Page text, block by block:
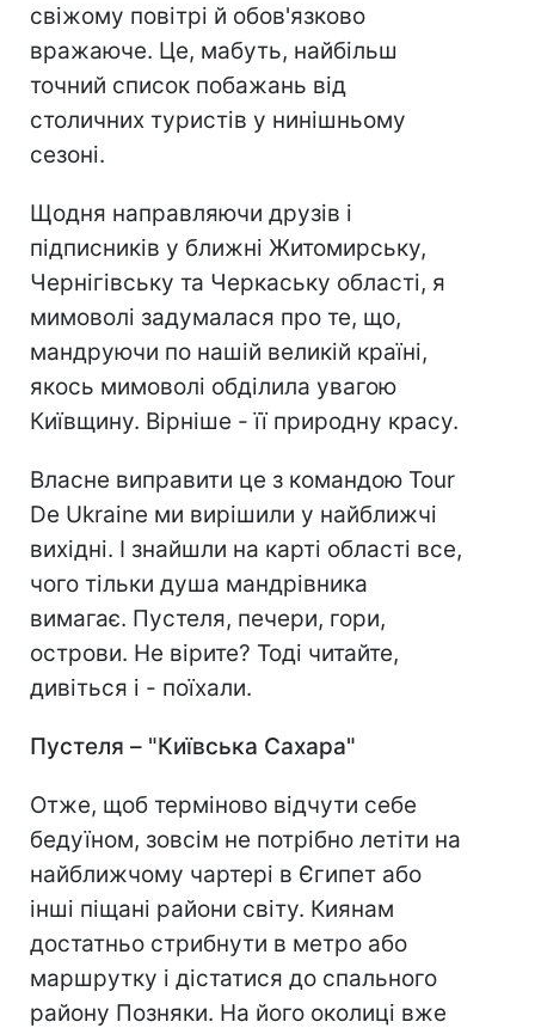
свіжому повітрі й обов'язково
вражаюче. Це, мабуть, найбільш
точний список побажань від
столичних туристів у нинішньому
сезоні.
Щодня направляючи друзів і
підписників у ближні Житомирську,
Чернігівську та Черкаську області, я
мимоволі задумалася про те, що,
мандруючи по нашій великій країні,
якось мимоволі обділила увагою
Київщину. Вірніше - її природну красу.
Власне виправити це з командою Tour
De Ukraine ми вирішили у найближчі
вихідні. І знайшли на карті області все,
чого тільки душа мандрівника
вимагає. Пустеля, печери, гори,
острови. Не вірите? Тоді читайте,
дивіться і - поїхали.
Пустеля – "Київська Сахара"
Отже, щоб терміново відчути себе
бедуїном, зовсім не потрібно летіти на
найближчому чартері в Єгипет або
інші піщані райони світу. Киянам
достатньо стрибнути в метро або
маршрутку і дістатися до спального
району Позняки. На його околиці вже